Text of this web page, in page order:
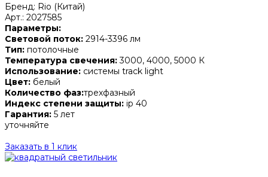
Бренд: Rio (Китай)
Арт.: 2027585
Параметры:
Световой поток: 2914-3396 лм
Тип: потолочные
Температура свечения:3000, 4000, 5000 К
Использование: системы track light
Цвет: белый
Количество фаз:трехфазный
Индекс степени защиты: ip 40
Гарантия: 5 лет
уточняйте
Заказать в 1 клик